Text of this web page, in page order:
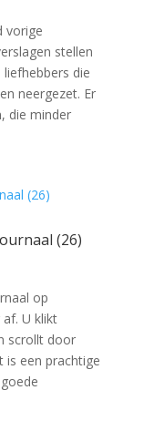
vorige
stellen
die
neergezet. Er
die minder
(26)
op
U klikt
scrollt door
is een prachtige